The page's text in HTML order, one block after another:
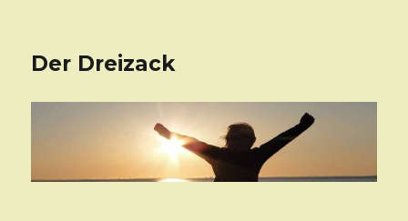
Der Dreizack